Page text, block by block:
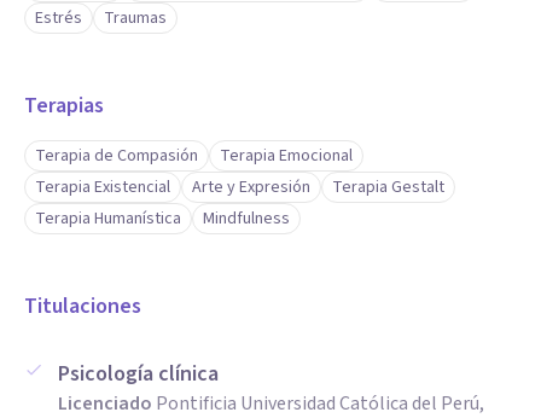
Estrés
Traumas
Terapias
Terapia de Compasión
Terapia Emocional
Terapia Existencial
Arte y Expresión
Terapia Gestalt
Terapia Humanística
Mindfulness
Titulaciones
Psicología clínica
Licenciado Pontificia Universidad Católica del Perú,